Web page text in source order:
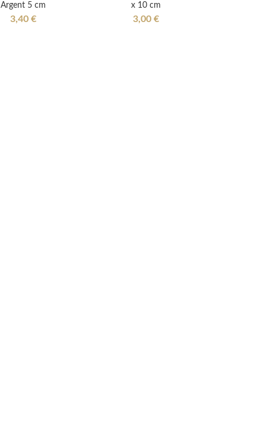
Argent 5 cm
3,40 €
x 10 cm
3,00 €